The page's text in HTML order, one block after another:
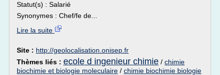
Statut(s) : Salarié
Synonymes : Chef/fe de...
Lire la suite
Site : http://geolocalisation.onisep.fr
Thèmes liés : ecole d ingenieur chimie / chimie
biochimie et biologie moleculaire / chimie biochimie biologie